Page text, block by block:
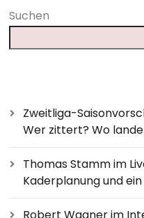
Suchen
Zweitliga-
Wer zittert? Wo
Thomas Stamm im
Kaderplanung und